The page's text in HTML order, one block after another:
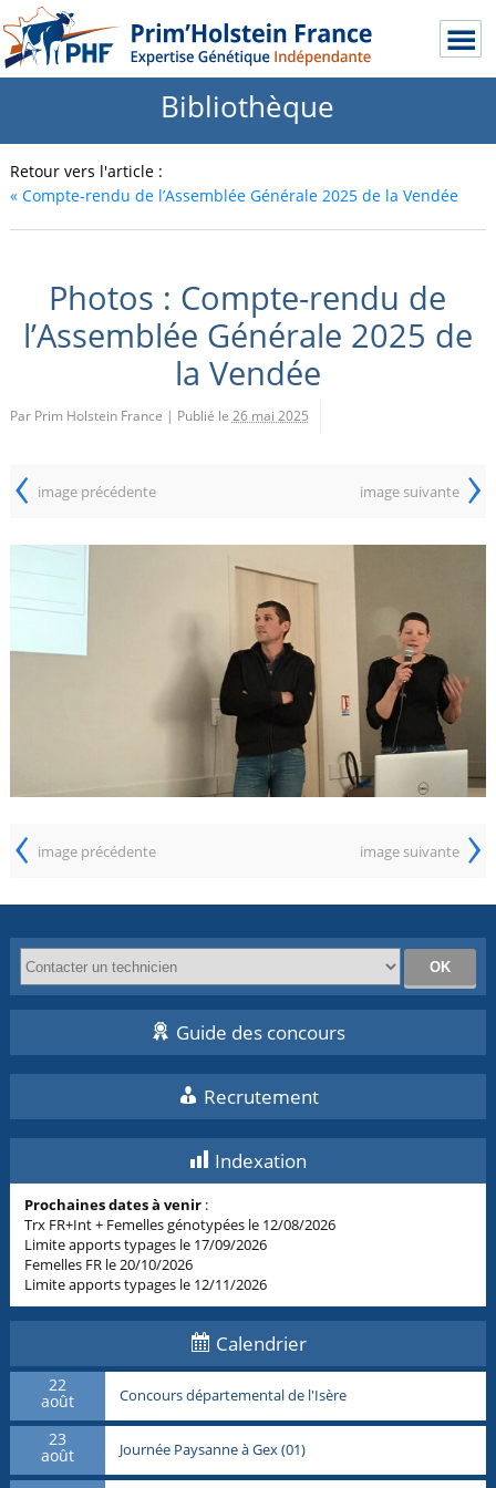
Bibliothèque
Retour vers l'article :
«Compte-rendu de l’Assemblée Générale 2025 de la Vendée
Photos : Compte-rendu de
l’Assemblée Générale 2025 de
la Vendée
Par Prim Holstein France | Publié le 26 mai 2025
‹ image précédente image suivante ›
‹ image précédente image suivante ›
Guide des concours
Recrutement
Indexation
Prochaines dates à venir :
Trx FR+Int + Femelles génotypées le 12/08/2026
Limite apports typages le 17/09/2026
Femelles FR le 20/10/2026
Limite apports typages le 12/11/2026
Calendrier
22
août Concours départemental de l'Isère
23
août Journée Paysanne à Gex (01)